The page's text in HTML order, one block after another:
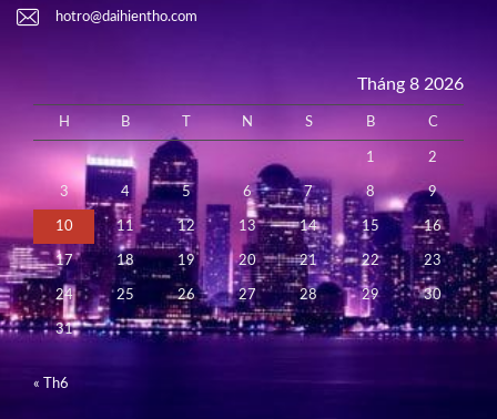
hotro@daihientho.com
Tháng 8 2026
H B N S B C
1 2
3 4 5 6 7 8 9
10 11 12 13 14 15 16
17 18 19 20 21 22 23
24 25 26 27 28 29 30
31
« Th6